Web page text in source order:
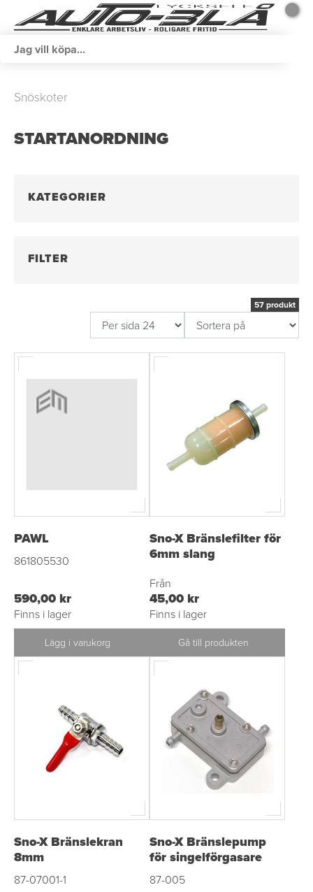
Snöskoter
STARTANORDNING
KATEGORIER
FILTER
57 produkt
PAWL
861805530
590,00 kr
Finns i lager
Lägg i varukorg
Sno-X Bränslefilter för
6mm slang
Från
45,00 kr
Finns i lager
Gå till produkten
Sno-X Bränslekran
8mm
87-07001-1
Sno-X Bränslepump
för singelförgasare
87-005